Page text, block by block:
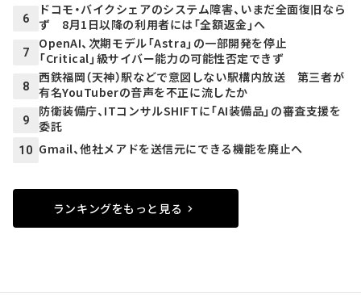
6
ドコモ・バイクシェアのシステム障害、いまだ全面復旧なら
ず 8月1日以降の利用者には「全額返金」へ
7
OpenAI、次期モデル「Astra」の一部開発を停止
「Critical」級サイバー能力の可能性否定できず
8
西鉄福岡（天神）駅などで意図しない駅構内放送 第三者が
有名YouTuberの音声を不正に流したか
9
防衛装備庁、ITコンサルSHIFTに「AI装備品」の審査支援を
委託
10 Gmail、他社メアドを送信元にできる機能を廃止へ
ランキングをもっと見る